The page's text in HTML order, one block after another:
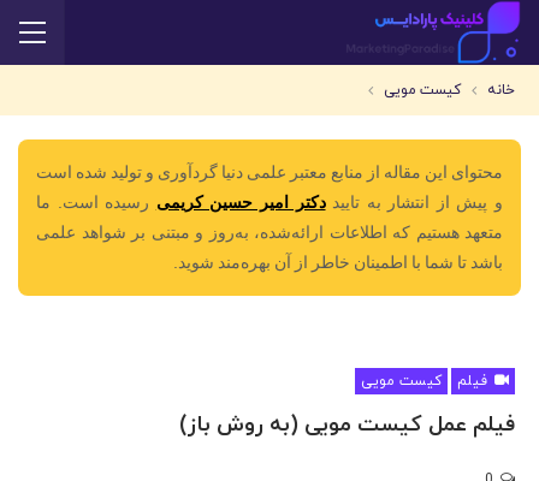
خانه کیست مویی
محتوای این مقاله از منابع معتبر علمی دنیا گردآوری و تولید شده است
و پیش از انتشار به تاییددکتر امیر حسین کریمی رسیده است. ما
متعهد هستیم که اطلاعات ارائه‌شده، به‌روز و مبتنی بر شواهد علمی
باشد تا شما با اطمینان خاطر از آن بهره‌مند شوید.
فیلم کیست مویی
فیلم عمل کیست مویی (به روش باز)